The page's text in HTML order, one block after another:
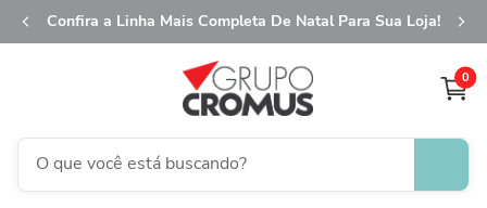
Confira a Linha Mais Completa De Natal Para Sua Loja!
0
O que você está buscando?